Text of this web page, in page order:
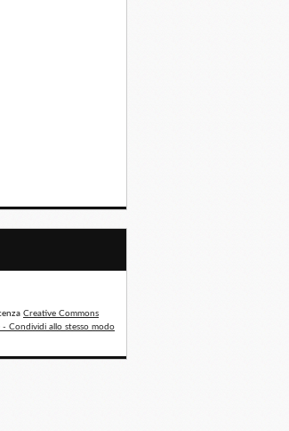
Creative Commons
Condividi allo stesso modo